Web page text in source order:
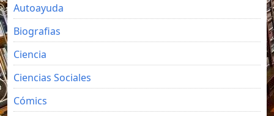
Autoayuda
Biografias
Ciencia
Ciencias Sociales
Cómics